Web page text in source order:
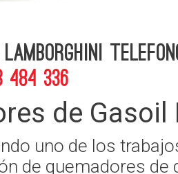
Lamborghini
484 336
de
uno de los
de quemadores